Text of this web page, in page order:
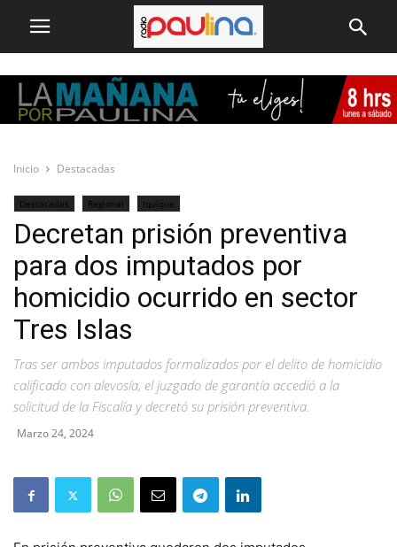
Inicio Destacadas
Destacadas Regional Iquique
Decretan prisión preventiva
para dos imputados por
homicidio ocurrido en sector
Tres Islas
Tras ser ambos imputados formalizados por el delito de homicidio
calificado con alevosía, el juzgado de garantía accedió a la
solicitud de la Fiscalía y decretó su prisión preventiva.
Marzo 24, 2024